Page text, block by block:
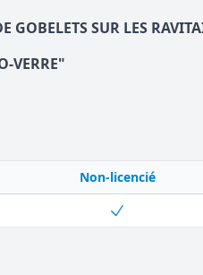
GOBELETS SUR LES
VERRE"
Non-licencié